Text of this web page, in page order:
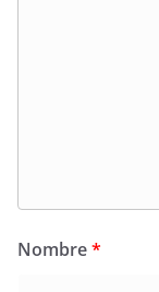
Nombre*